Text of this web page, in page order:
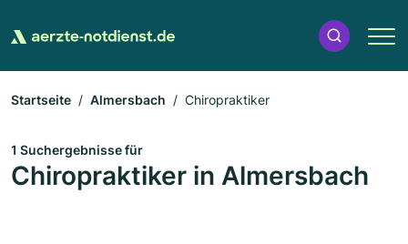
Startseite Almersbach Chiropraktiker
1 Suchergebnisse für
Chiropraktiker in Almersbach